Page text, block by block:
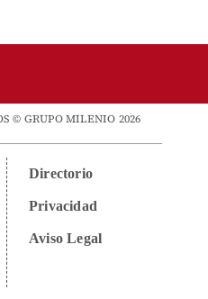
© GRUPO MILENIO 2026
Directorio
Privacidad
Aviso Legal